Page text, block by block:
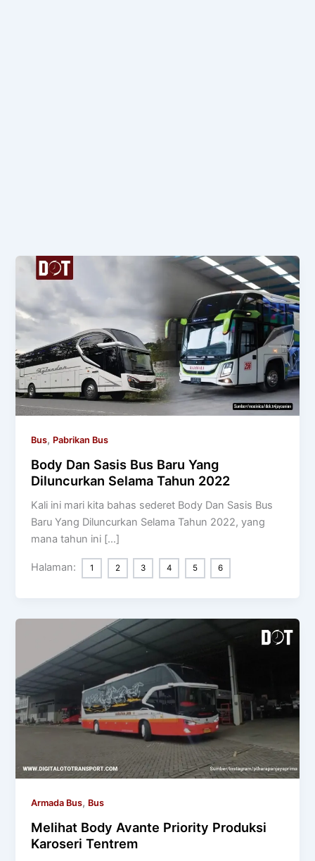
Bus, Pabrikan Bus
Body Dan Sasis Bus Baru Yang
Diluncurkan Selama Tahun 2022
Kali ini mari kita bahas sederet Body Dan Sasis Bus
Baru Yang Diluncurkan Selama Tahun 2022, yang
mana tahun ini […]
Halaman: 1 2 3 4 5 6
Armada Bus, Bus
Melihat Body Avante Priority Produksi
Karoseri Tentrem